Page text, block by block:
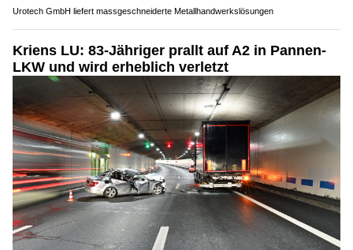
Urotech GmbH liefert massgeschneiderte Metallhandwerkslösungen
Kriens LU: 83-Jähriger prallt auf A2 in Pannen-
LKW und wird erheblich verletzt